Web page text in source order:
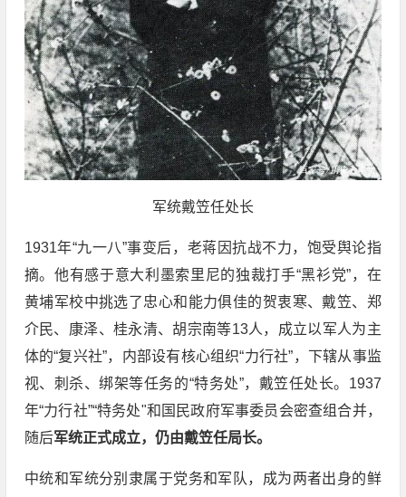
军统戴笠任处长
1931年“九一八”事变后，老蒋因抗战不力，饱受舆论指
摘。他有感于意大利墨索里尼的独裁打手“黑衫党”，在
黄埔军校中挑选了忠心和能力俱佳的贺衷寒、戴笠、郑
介民、康泽、桂永清、胡宗南等13人，成立以军人为主
体的“复兴社”，内部设有核心组织“力行社”，下辖从事监
视、刺杀、绑架等任务的“特务处”，戴笠任处长。1937
年“力行社”“特务处"和国民政府军事委员会密查组合并，
随后军统正式成立，仍由戴笠任局长。
中统和军统分别隶属于党务和军队，成为两者出身的鲜